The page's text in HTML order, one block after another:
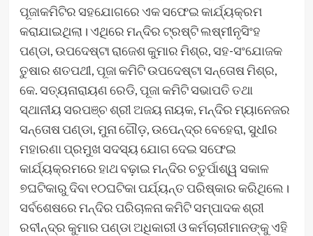
ପୂଜାକମିଟିର ସହଯୋଗରେ ଏକ ସଫେଇ କାର୍ଯ୍ୟକ୍ରମ
କରାଯାଇଥିଲା। ଏଥିରେ ମନ୍ଦିର ଟ୍ରଷ୍ଟି ଲଷ୍ମୀନୃସିଂହ
ପଣ୍ଡା, ଉପଦେଷ୍ଟା ରାଜେଶ କୁମାର ମିଶ୍ର, ସହ-ସଂଯୋଜକ
ତୁଷାର ଶତପଥୀ, ପୂଜା କମିଟି ଉପଦେଷ୍ଟା ସନ୍ତୋଷ ମିଶ୍ର,
କେ. ସତ୍ୟନାରାୟଣ ରେଡି, ପୂଜା କମିଟି ସଭାପତି ତଥା
ସ୍ଥାନୀୟ ସରପଞ୍ଚ ଶ୍ରୀ ଅଜୟ ନାୟକ, ମନ୍ଦିର ମ୍ୟାନେଜର
ସନ୍ତୋଷ ପଣ୍ଡା, ମୁନା ଗୌଡ଼, ଉପେନ୍ଦ୍ର ବେହେରା, ସୁଧୀର
ମହାରଣା ପ୍ରମୁଖ ସଦସ୍ୟ ଯୋଗ ଦେଇ ସଫେଇ
କାର୍ଯ୍ୟକ୍ରମରେ ହାଥ ବଢ଼ାଇ ମନ୍ଦିର ଚତୁର୍ପାଶ୍ୱ ସକାଳ
୭ଘଟିକାରୁ ଦିବା ୧୦ଘଟିକା ପର୍ଯ୍ୟନ୍ତ ପରିଷ୍କାର କରିଥିଲେ।
ସର୍ବଶେଷରେ ମନ୍ଦିର ପରିଚାଳନା କମିଟି ସମ୍ପାଦକ ଶ୍ରୀ
ରବୀନ୍ଦ୍ର କୁମାର ପଣ୍ଡା ଅଧିକାରୀ ଓ କର୍ମଚାରୀମାନଙ୍କୁ ଏହି